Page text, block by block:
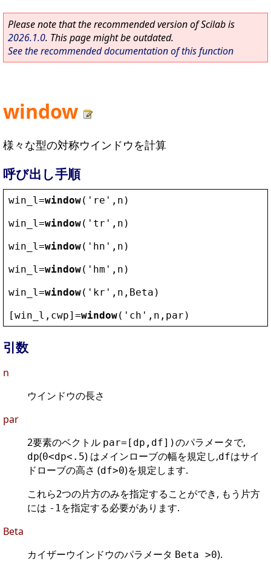
Please note that the recommended version of Scilab is
2026.1.0. This page might be outdated.
See the recommended documentation of this function
window
様々な型の対称ウインドウを計算
呼び出し手順
win_l =window( ' re ' , n )
win_l =window( ' tr ' , n )
win_l =window( ' hn ' , n )
win_l =window( ' hm ' , n )
win_l =window( ' kr ' , n , Beta )
[win_l , cwp]=window( ' ch ' , n , par )
引数
n
ウインドウの長さ
par
2要素のベクトル par=[dp,df])のパラメータで,
dp(0<dp<.5) はメインローブの幅を規定し,dfはサイ
ドローブの高さ (df>0)を規定します.
これら2つの片方のみを指定することができ, もう片方
には -1を指定する必要があります.
Beta
カイザーウインドウのパラメータ Beta >0).